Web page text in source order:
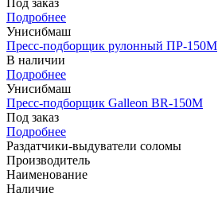
Подробнее
Унисибмаш
Пресс-подборщик рулонный ПР-150М
В наличии
Подробнее
Унисибмаш
Пресс-подборщик Galleon BR-150М
Под заказ
Подробнее
Раздатчики-выдуватели соломы
Производитель
Наименование
Наличие